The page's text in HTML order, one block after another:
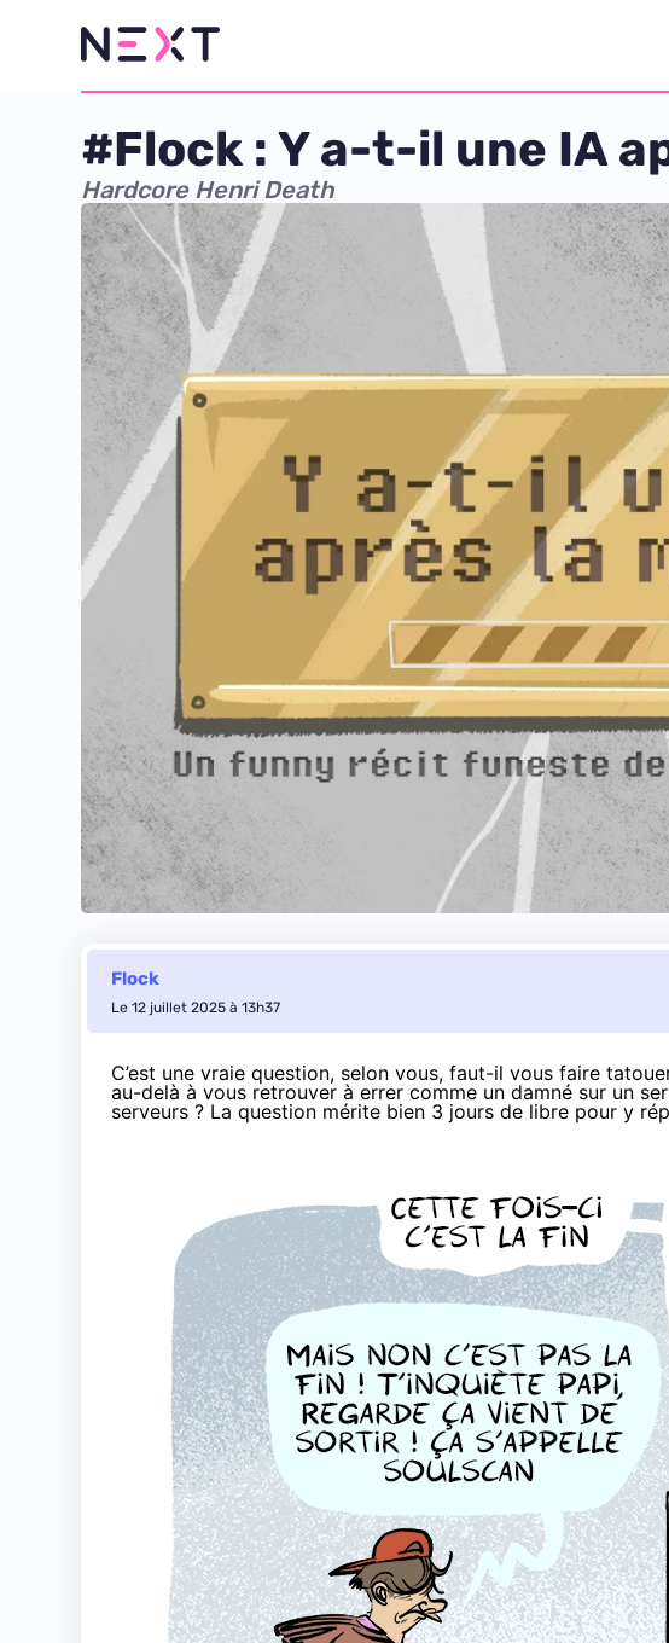
#Flock : Y a-t-il une IA
Hardcore Henri Death
Flock
Le 12 juillet 2025 à 13h37
C’est une vraie question, selon vous, faut-il vous faire
au-delà à vous retrouver à errer comme un damné sur un
serveurs ? La question mérite bien 3 jours de libre pour y